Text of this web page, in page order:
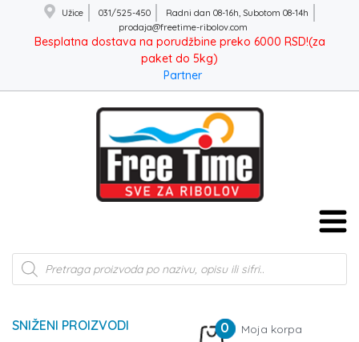
Užice 031/525-450
Radni dan 08-16h, Subotom 08-14h
prodaja@freetime-ribolov.com
Besplatna dostava na porudžbine preko 6000 RSD!(za
paket do 5kg)
Partner
Products
search
SNIŽENI PROIZVODI
0 Moja korpa